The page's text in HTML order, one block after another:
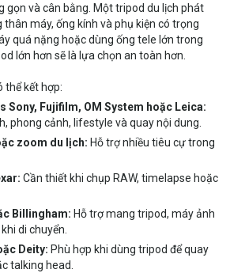
gọn và cân bằng. Một tripod du lịch phát
thân máy, ống kính và phụ kiện có trọng
quá nặng hoặc dùng ống tele lớn trong
lớn hơn sẽ là lựa chọn an toàn hơn.
thể kết hợp:
Sony, Fujifilm, OM System hoặc Leica:
phong cảnh, lifestyle và quay nội dung.
zoom du lịch: Hỗ trợ nhiều tiêu cự trong
Cần thiết khi chụp RAW, timelapse hoặc
Billingham: Hỗ trợ mang tripod, máy ảnh
di chuyển.
Deity: Phù hợp khi dùng tripod để quay
talking head.